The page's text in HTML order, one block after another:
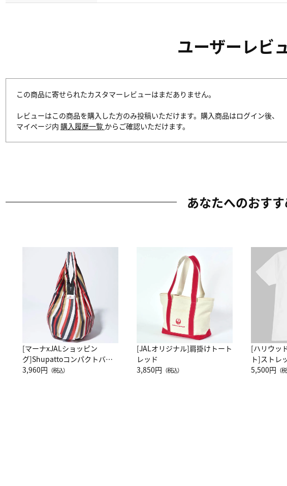
ユーザーレビ
この商品に寄せられたカスタマーレビューはまだありません。
レビューはこの商品を購入した方のみ投稿いただけます。購入商品はログイン後、
マイページ内 購入履歴一覧 からご確認いただけます。
あなたへのおす
[マーナxJALショッピン
グ]Shupattoコンパクトバッ
グ Drop JAL客室乗務員
3,960円 （税込）
[JALオリジナル]肩掛けトート
レッド
3,850円 （税込）
[ハリウッ
ト]ストレ
ーネック
5,500円 （